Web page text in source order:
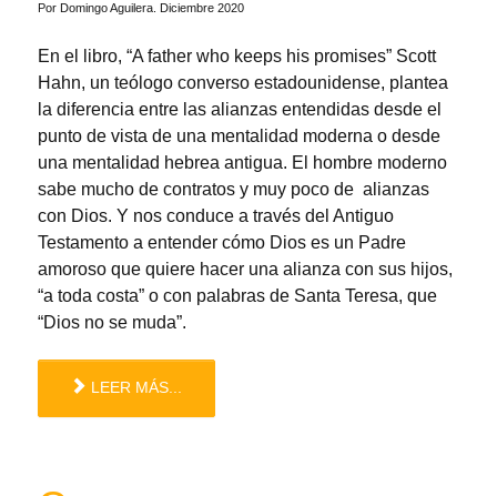
Por Domingo Aguilera. Diciembre 2020
En el libro, “A father who keeps his promises” Scott
Hahn, un teólogo converso estadounidense, plantea
la diferencia entre las alianzas entendidas desde el
punto de vista de una mentalidad moderna o desde
una mentalidad hebrea antigua. El hombre moderno
sabe mucho de contratos y muy poco de alianzas
con Dios. Y nos conduce a través del Antiguo
Testamento a entender cómo Dios es un Padre
amoroso que quiere hacer una alianza con sus hijos,
“a toda costa” o con palabras de Santa Teresa, que
“Dios no se muda”.
LEER MÁS...